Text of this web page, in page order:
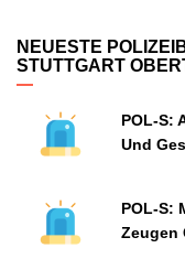
NEUESTE
STUTTGART
POL-S:
Und
POL-S:
Zeugen